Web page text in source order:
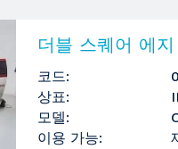
더블 스퀘어 에지
코드:
상표:
모델:
이용 가능: